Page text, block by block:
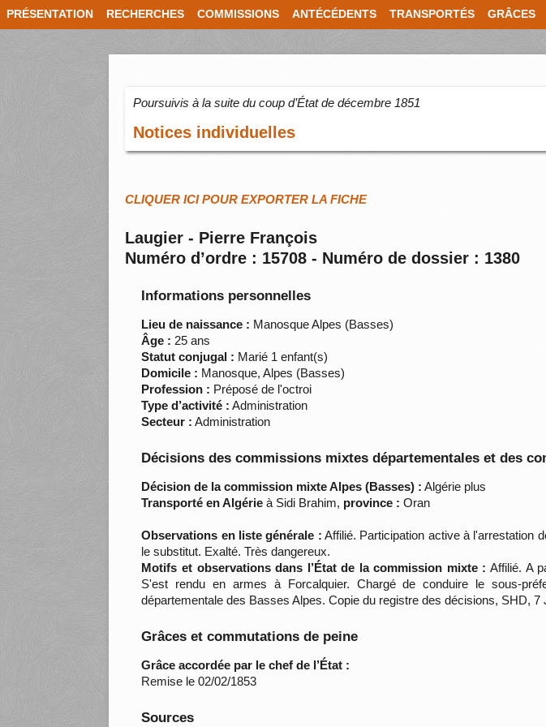
PRÉSENTATION RECHERCHES COMMISSIONS ANTÉCÉDENTS TRANSPORTÉS GRÂCES
Poursuivis à la suite du coup d’État de décembre 1851
Notices individuelles
CLIQUER ICI POUR EXPORTER LA FICHE
Laugier - Pierre François
Numéro d’ordre : 15708 - Numéro de dossier : 1380
Informations personnelles
Lieu de naissance : Manosque Alpes (Basses)
Âge : 25 ans
Statut conjugal : Marié 1 enfant(s)
Domicile : Manosque, Alpes (Basses)
Profession : Préposé de l'octroi
Type d’activité : Administration
Secteur : Administration
Décisions des commissions mixtes départementales et des
Décision de la commission mixte Alpes (Basses) : Algérie plus
Transporté en Algérie à Sidi Brahim, province : Oran
Observations en liste générale : Affilié. Participation active à l'arrestation
le substitut. Exalté. Très dangereux.
Motifs et observations dans l’État de la commission mixte : Affilié. A
S'est rendu en armes à Forcalquier. Chargé de conduire le sous-
départementale des Basses Alpes. Copie du registre des décisions, SHD, 7
Grâces et commutations de peine
Grâce accordée par le chef de l’État :
Remise le 02/02/1853
Sources